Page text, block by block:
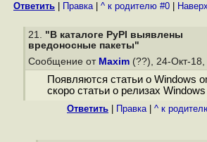
Ответить Правка| ^ к родителю #0 Наверх
21. "В каталоге PyPI выявлены
вредоносные пакеты"
Сообщение от Maxim (??), 24-Окт-18,
Появляются статьи о Windows
скоро статьи о релизах
Ответить Правка| ^ к